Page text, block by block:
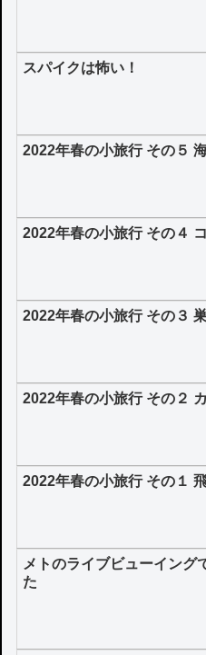
スパイクは怖い！
2022年春の小旅行 その５
2022年春の小旅行 その４
2022年春の小旅行 その３
2022年春の小旅行 その２
2022年春の小旅行 その１
メトのライブビューイング
た